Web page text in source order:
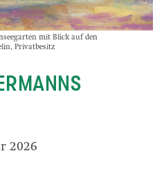
mit Blick auf den
Privatbesitz
2026